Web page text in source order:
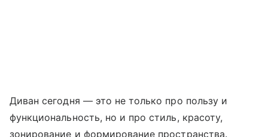
Диван сегодня — это не только про пользу и
функциональность, но и про стиль, красоту,
зонирование и формирование пространства.